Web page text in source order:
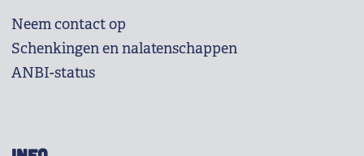
Neem contact op
Schenkingen en nalatenschappen
ANBI-status